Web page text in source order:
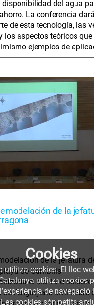
del agua
La conferencia
de esta tecnología, las
los aspectos teóricos
ejemplos de
de la
de la jefatura
de Cambrils
el dia 15
de l’enginyeria civil sobre
Cookies
utilitza cookies. El lloc
utilitza cookies
de
cookies són petits